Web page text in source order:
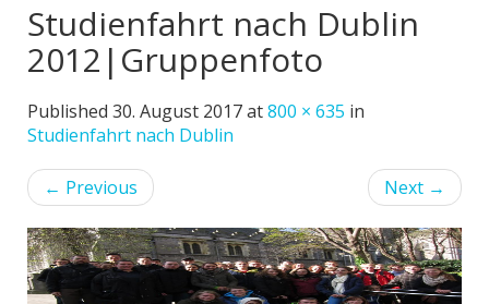
Studienfahrt nach Dublin
2012|Gruppenfoto
Published 30. August 2017at800 × 635 in
Studienfahrt nach Dublin
← Previous Next →